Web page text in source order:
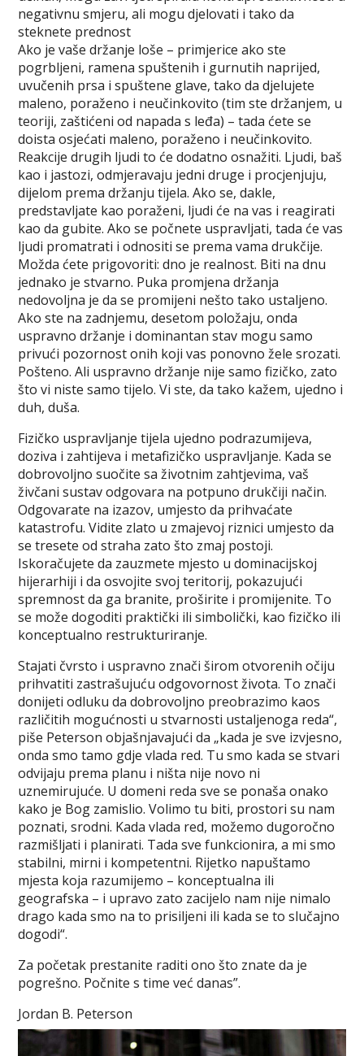
negativnu smjeru, ali mogu djelovati i tako da
steknete prednost
Ako je vaše držanje loše – primjerice ako ste
pogrbljeni, ramena spuštenih i gurnutih naprijed,
uvučenih prsa i spuštene glave, tako da djelujete
maleno, poraženo i neučinkovito (tim ste držanjem, u
teoriji, zaštićeni od napada s leđa) – tada ćete se
doista osjećati maleno, poraženo i neučinkovito.
Reakcije drugih ljudi to će dodatno osnažiti. Ljudi, baš
kao i jastozi, odmjeravaju jedni druge i procjenjuju,
dijelom prema držanju tijela. Ako se, dakle,
predstavljate kao poraženi, ljudi će na vas i reagirati
kao da gubite. Ako se počnete uspravljati, tada će vas
ljudi promatrati i odnositi se prema vama drukčije.
Možda ćete prigovoriti: dno je realnost. Biti na dnu
jednako je stvarno. Puka promjena držanja
nedovoljna je da se promijeni nešto tako ustaljeno.
Ako ste na zadnjemu, desetom položaju, onda
uspravno držanje i dominantan stav mogu samo
privući pozornost onih koji vas ponovno žele srozati.
Pošteno. Ali uspravno držanje nije samo fizičko, zato
što vi niste samo tijelo. Vi ste, da tako kažem, ujedno i
duh, duša.
Fizičko uspravljanje tijela ujedno podrazumijeva,
doziva i zahtijeva i metafizičko uspravljanje. Kada se
dobrovoljno suočite sa životnim zahtjevima, vaš
živčani sustav odgovara na potpuno drukčiji način.
Odgovarate na izazov, umjesto da prihvaćate
katastrofu. Vidite zlato u zmajevoj riznici umjesto da
se tresete od straha zato što zmaj postoji.
Iskoračujete da zauzmete mjesto u dominacijskoj
hijerarhiji i da osvojite svoj teritorij, pokazujući
spremnost da ga branite, proširite i promijenite. To
se može dogoditi praktički ili simbolički, kao fizičko ili
konceptualno restrukturiranje.
Stajati čvrsto i uspravno znači širom otvorenih očiju
prihvatiti zastrašujuću odgovornost života. To znači
donijeti odluku da dobrovoljno preobrazimo kaos
različitih mogućnosti u stvarnosti ustaljenoga reda“,
piše Peterson objašnjavajući da „kada je sve izvjesno,
onda smo tamo gdje vlada red. Tu smo kada se stvari
odvijaju prema planu i ništa nije novo ni
uznemirujuće. U domeni reda sve se ponaša onako
kako je Bog zamislio. Volimo tu biti, prostori su nam
poznati, srodni. Kada vlada red, možemo dugoročno
razmišljati i planirati. Tada sve funkcionira, a mi smo
stabilni, mirni i kompetentni. Rijetko napuštamo
mjesta koja razumijemo – konceptualna ili
geografska – i upravo zato zacijelo nam nije nimalo
drago kada smo na to prisiljeni ili kada se to slučajno
dogodi“.
Za početak prestanite raditi ono što znate da je
pogrešno. Počnite s time već danas”.
Jordan B. Peterson